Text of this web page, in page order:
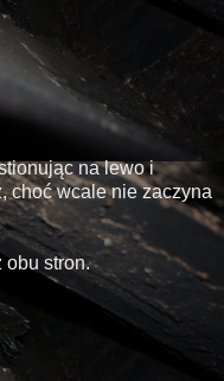
na lewo i
choć wcale nie zaczyna
obu stron.